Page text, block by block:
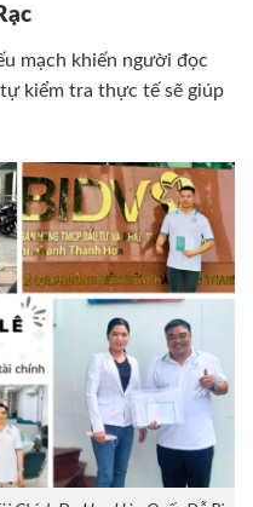
mạch khiến người đọc
kiểm tra thực tế sẽ giúp